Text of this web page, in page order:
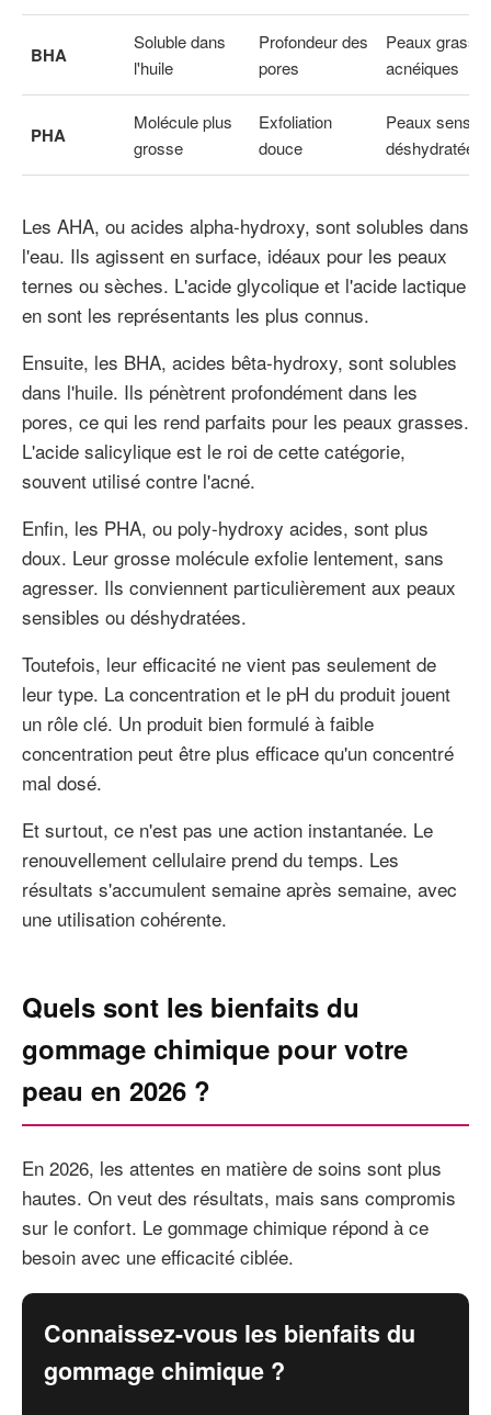
BHA
Soluble dans
l'huile
Profondeur des
pores
Peaux
acnéiques
PHA
Molécule plus
grosse
Exfoliation
douce
Peaux
déshydratées
Les AHA, ou acides alpha-hydroxy, sont solubles dans
l'eau. Ils agissent en surface, idéaux pour les peaux
ternes ou sèches. L'acide glycolique et l'acide lactique
en sont les représentants les plus connus.
Ensuite, les BHA, acides bêta-hydroxy, sont solubles
dans l'huile. Ils pénètrent profondément dans les
pores, ce qui les rend parfaits pour les peaux grasses.
L'acide salicylique est le roi de cette catégorie,
souvent utilisé contre l'acné.
Enfin, les PHA, ou poly-hydroxy acides, sont plus
doux. Leur grosse molécule exfolie lentement, sans
agresser. Ils conviennent particulièrement aux peaux
sensibles ou déshydratées.
Toutefois, leur efficacité ne vient pas seulement de
leur type. La concentration et le pH du produit jouent
un rôle clé. Un produit bien formulé à faible
concentration peut être plus efficace qu'un concentré
mal dosé.
Et surtout, ce n'est pas une action instantanée. Le
renouvellement cellulaire prend du temps. Les
résultats s'accumulent semaine après semaine, avec
une utilisation cohérente.
Quels sont les bienfaits du
gommage chimique pour votre
peau en 2026 ?
En 2026, les attentes en matière de soins sont plus
hautes. On veut des résultats, mais sans compromis
sur le confort. Le gommage chimique répond à ce
besoin avec une efficacité ciblée.
Connaissez-vous les bienfaits du
gommage chimique ?